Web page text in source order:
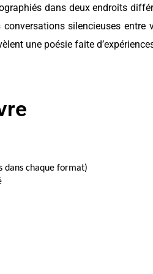
dans deux endroits
silencieuses
une poésie faite
dans chaque format)